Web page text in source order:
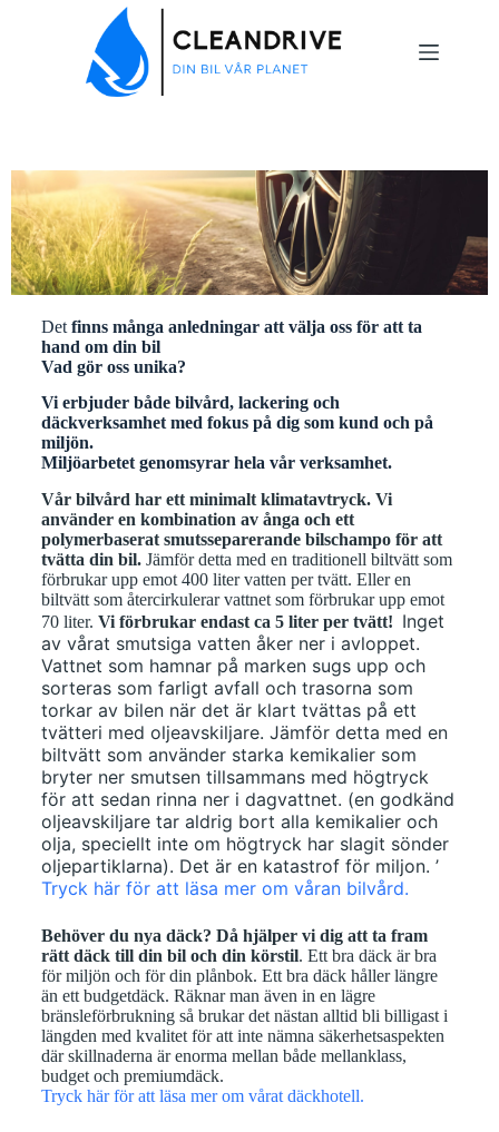
Detfinns många anledningar att välja oss för att ta
hand om din bil
Vad gör oss unika?
Vi erbjuder både bilvård, lackering och
däckverksamhet med fokus på dig som kund och på
miljön.
Miljöarbetet genomsyrar hela vår verksamhet.
Vår bilvård har ett minimalt klimatavtryck. Vi
använder en kombination av ånga och ett
polymerbaserat smutsseparerande bilschampo för att
tvätta din bil.Jämför detta med en traditionell biltvätt som
förbrukar upp emot 400 liter vatten per tvätt. Eller en
biltvätt som återcirkulerar vattnet som förbrukar upp emot
70 liter. Vi förbrukar endast ca 5 liter per tvätt! Inget
av vårat smutsiga vatten åker ner i avloppet.
Vattnet som hamnar på marken sugs upp och
sorteras som farligt avfall och trasorna som
torkar av bilen när det är klart tvättas på ett
tvätteri med oljeavskiljare. Jämför detta med en
biltvätt som använder starka kemikalier som
bryter ner smutsen tillsammans med högtryck
för att sedan rinna ner i dagvattnet. (en godkänd
oljeavskiljare tar aldrig bort alla kemikalier och
olja, speciellt inte om högtryck har slagit sönder
oljepartiklarna). Det är en katastrof för miljon. ’
Tryck här för att läsa mer om våran bilvård.
Behöver du nya däck? Då hjälper vi dig att ta fram
rätt däck till din bil och din körstil. Ett bra däck är bra
för miljön och för din plånbok. Ett bra däck håller längre
än ett budgetdäck. Räknar man även in en lägre
bränsleförbrukning så brukar det nästan alltid bli billigast i
längden med kvalitet för att inte nämna säkerhetsaspekten
där skillnaderna är enorma mellan både mellanklass,
budget och premiumdäck.
Tryck här för att läsa mer om vårat däckhotell.